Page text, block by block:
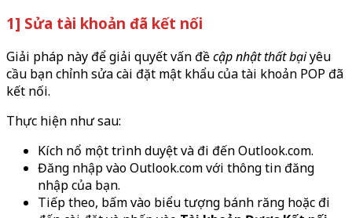
1] Sửa tài khoản đã kết nối
Giải pháp này để giải quyết vấn đềcập nhật thất bạiyêu
cầu bạn chỉnh sửa cài đặt mật khẩu của tài khoản POP đã
kết nối.
Thực hiện như sau:
Kích nổ một trình duyệt và đi đến Outlook.com.
Đăng nhập vào Outlook.com với thông tin đăng
nhập của bạn.
Tiếp theo, bấm vào biểu tượng bánh răng hoặc đi